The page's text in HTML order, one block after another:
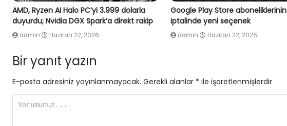
AMD, Ryzen AI Halo PC’yi 3.999 dolarla
duyurdu; Nvidia DGX Spark’a direkt rakip
admin Haziran 22, 2026
Google Play Store aboneliklerinin
iptalinde yeni seçenek
admin Haziran 22, 2026
Bir yanıt yazın
E-posta adresiniz yayınlanmayacak. Gerekli alanlar * ile işaretlenmişlerdir